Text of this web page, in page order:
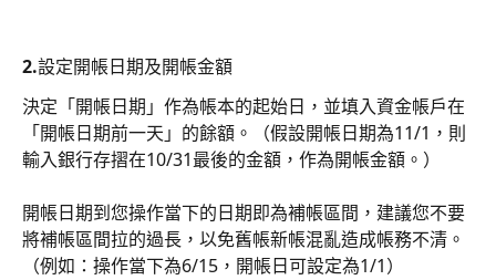
2.設定開帳日期及開帳金額
決定「開帳日期」作為帳本的起始日，並填入資金帳戶在
「開帳日期前一天」的餘額。（假設開帳日期為11/1，則
輸入銀行存摺在10/31最後的金額，作為開帳金額。）
開帳日期到您操作當下的日期即為補帳區間，建議您不要
將補帳區間拉的過長，以免舊帳新帳混亂造成帳務不清。
（例如：操作當下為6/15，開帳日可設定為1/1）